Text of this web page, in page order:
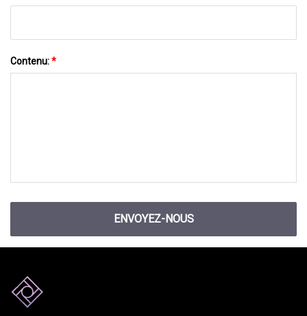
Contenu:*
ENVOYEZ-NOUS